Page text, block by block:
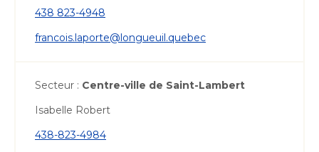
438 823-4948
francois.laporte@longueuil.quebec
Secteur : Centre-ville de Saint-Lambert
Isabelle Robert
438-823-4984